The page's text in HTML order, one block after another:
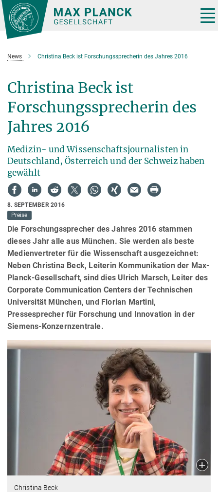
Hauptinhalt
News Christina Beck ist Forschungssprecherin des Jahres 2016
Christina Beck ist
Forschungssprecherin des
Jahres 2016
Medizin- und Wissenschaftsjournalisten in
Deutschland, Österreich und der Schweiz haben
gewählt
8. SEPTEMBER 2016
Preise
Die Forschungssprecher des Jahres 2016 stammen
dieses Jahr alle aus München. Sie werden als beste
Medienvertreter für die Wissenschaft ausgezeichnet:
Neben Christina Beck, Leiterin Kommunikation der Max-
Planck-Gesellschaft, sind dies Ulrich Marsch, Leiter des
Corporate Communication Centers der Technischen
Universität München, und Florian Martini,
Pressesprecher für Forschung und Innovation in der
Siemens-Konzernzentrale.
Christina Beck